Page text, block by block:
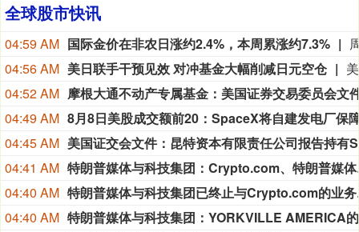
全球股市快讯
04:59 AM 国际金价在非农日涨约2.4%，本周累涨约7.3%
04:56 AM 美日联手干预见效 对冲基金大幅削减日元空仓
04:52 AM
04:49 AM
04:45 AM
04:41 AM
特朗普媒体与
04:40 AM
特朗普
04:40 AM